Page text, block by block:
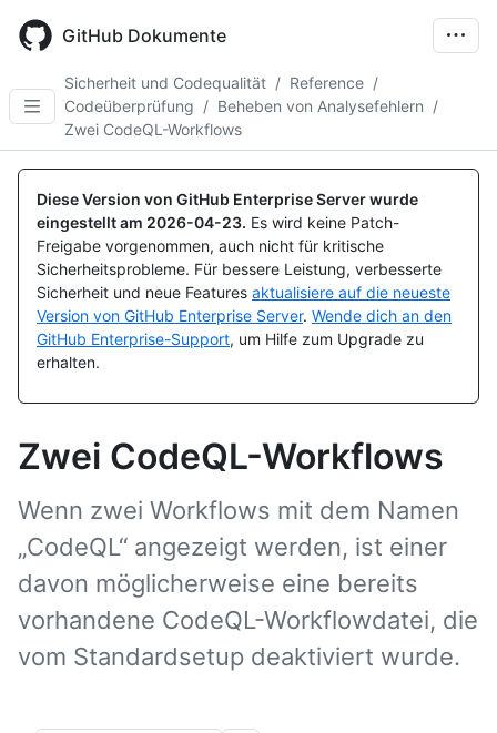
main
GitHub Dokumente
Sicherheit und Codequalität / Reference /
Codeüberprüfung / Beheben von Analysefehlern /
Zwei CodeQL-Workflows
Diese Version von GitHub Enterprise Server wurde
eingestellt am 2026-04-23. Es wird keine Patch-
Freigabe vorgenommen, auch nicht für kritische
Sicherheitsprobleme. Für bessere Leistung, verbesserte
Sicherheit und neue Features aktualisiere auf die neueste
Version von GitHub Enterprise Server. Wende dich an den
GitHub Enterprise-Support, um Hilfe zum Upgrade zu
erhalten.
Zwei CodeQL-Workflows
Wenn zwei Workflows mit dem Namen
„CodeQL“ angezeigt werden, ist einer
davon möglicherweise eine bereits
vorhandene CodeQL-Workflowdatei, die
vom Standardsetup deaktiviert wurde.